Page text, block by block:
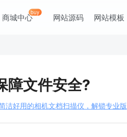
商城中心buy 网站源码 网站模板
障文件安全?
好用的相机文档扫描仪，解锁专业版